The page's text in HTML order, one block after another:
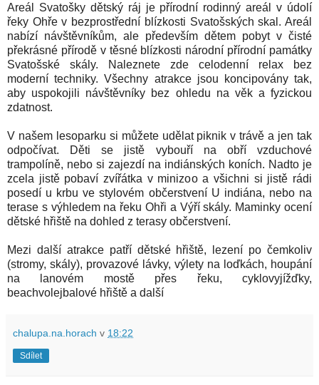
Areál Svatošky dětský ráj je přírodní rodinný areál v údolí
řeky Ohře v bezprostřední blízkosti Svatošských skal. Areál
nabízí návštěvníkům, ale především dětem pobyt v čisté
překrásné přírodě v těsné blízkosti národní přírodní památky
Svatošské skály. Naleznete zde celodenní relax bez
moderní techniky. Všechny atrakce jsou koncipovány tak,
aby uspokojili návštěvníky bez ohledu na věk a fyzickou
zdatnost.
V našem lesoparku si můžete udělat piknik v trávě a jen tak
odpočívat. Děti se jistě vybouří na obří vzduchové
trampolíně, nebo si zajezdí na indiánských koních. Nadto je
zcela jistě pobaví zvířátka v minizoo a všichni si jistě rádi
posedí u krbu ve stylovém občerstvení U indiána, nebo na
terase s výhledem na řeku Ohři a Výří skály. Maminky ocení
dětské hřiště na dohled z terasy občerstvení.
Mezi další atrakce patří dětské hřiště, lezení po čemkoliv
(stromy, skály), provazové lávky, výlety na loďkách, houpání
na lanovém mostě přes řeku, cyklovyjížďky,
beachvolejbalové hřiště a další
chalupa.na.horach v 18:22
Sdílet